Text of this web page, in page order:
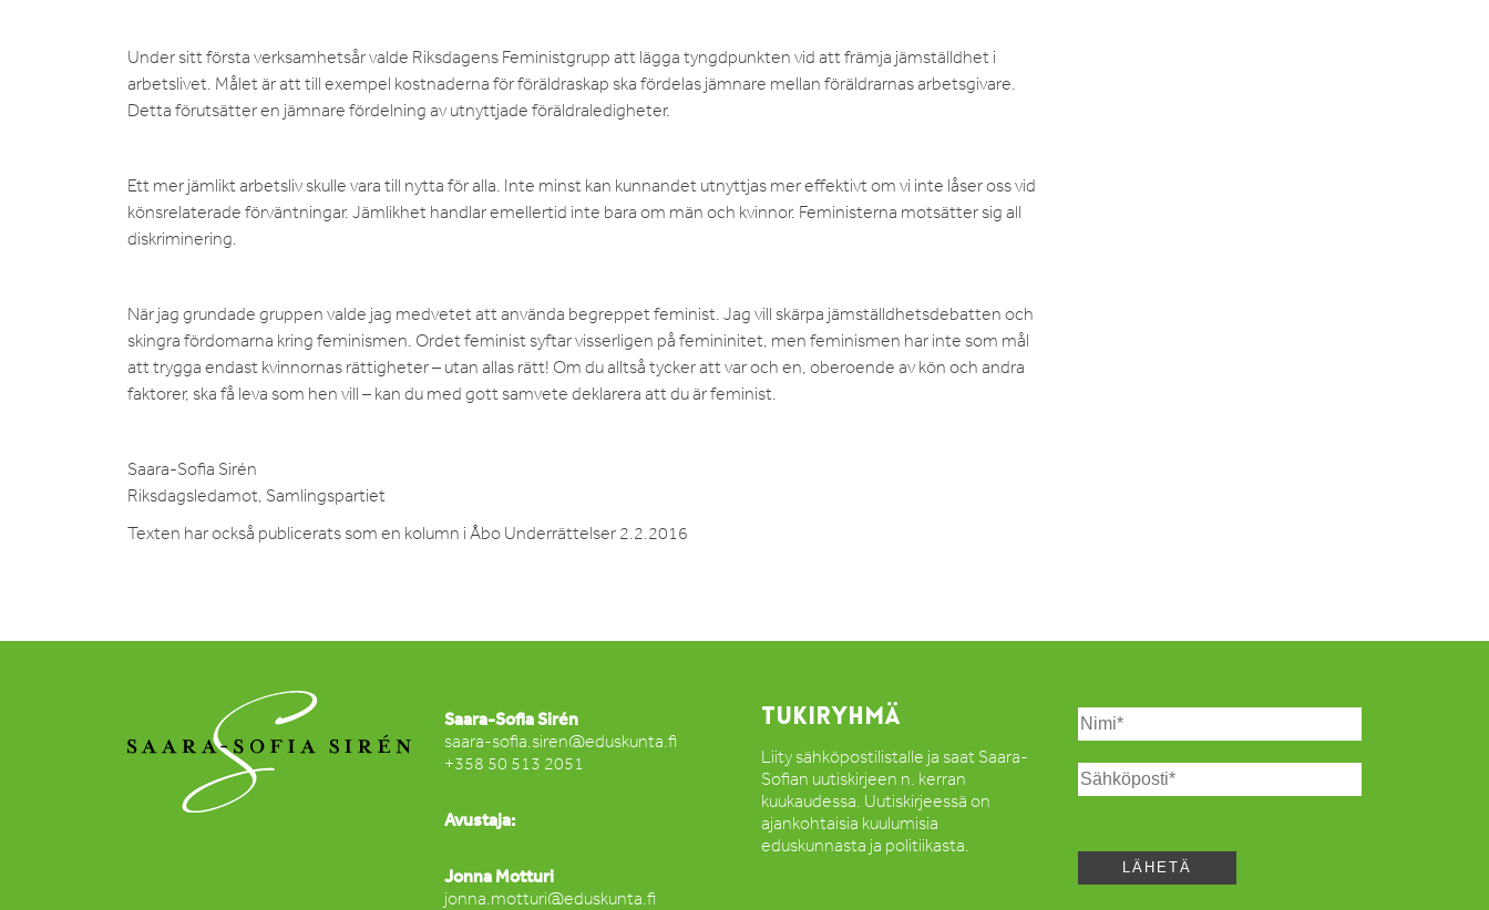
Under sitt första verksamhetsår valde Riksdagens Feministgrupp att lägga tyngdpunkten vid att främja jämställdhet i
arbetslivet. Målet är att till exempel kostnaderna för föräldraskap ska fördelas jämnare mellan föräldrarnas arbetsgivare.
Detta förutsätter en jämnare fördelning av utnyttjade föräldraledigheter.
Ett mer jämlikt arbetsliv skulle vara till nytta för alla. Inte minst kan kunnandet utnyttjas mer effektivt om vi inte låser oss vid
könsrelaterade förväntningar. Jämlikhet handlar emellertid inte bara om män och kvinnor. Feministerna motsätter sig all
diskriminering.
När jag grundade gruppen valde jag medvetet att använda begreppet feminist. Jag vill skärpa jämställdhetsdebatten och
skingra fördomarna kring feminismen. Ordet feminist syftar visserligen på femininitet, men feminismen har inte som mål
att trygga endast kvinnornas rättigheter – utan allas rätt! Om du alltså tycker att var och en, oberoende av kön och andra
faktorer, ska få leva som hen vill – kan du med gott samvete deklarera att du är feminist.
Saara-Sofia Sirén
Riksdagsledamot, Samlingspartiet
Texten har också publicerats som en kolumn i Åbo Underrättelser 2.2.2016
Saara-Sofia Sirén
saara-sofia.siren@eduskunta.fi
+358 50 513 2051
Avustaja:
Jonna Motturi
jonna.motturi@eduskunta.fi
TUKIRYHMÄ
Liity sähköpostilistalle ja saat Saara-
Sofian uutiskirjeen n. kerran
kuukaudessa. Uutiskirjeessä on
ajankohtaisia kuulumisia
eduskunnasta ja politiikasta.